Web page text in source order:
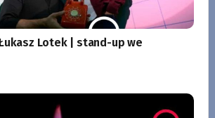
Lotek | stand-up we